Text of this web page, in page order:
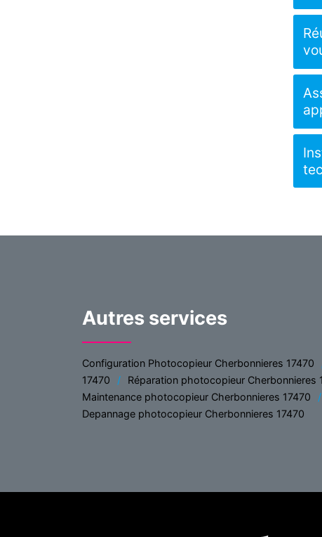
Autres services
Configuration Photocopieur Cherbonnieres 17470
17470
Réparation photocopieur Cherbonnieres
Maintenance photocopieur Cherbonnieres 17470
Depannage photocopieur Cherbonnieres 17470